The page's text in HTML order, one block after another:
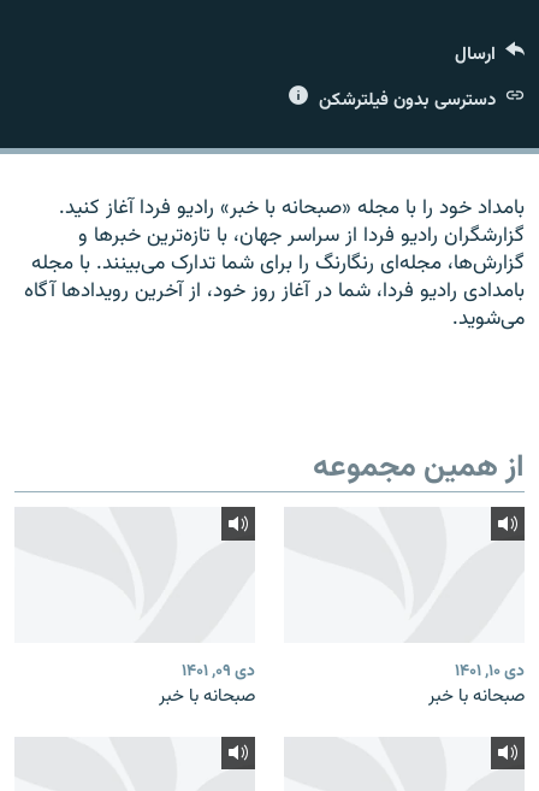
زبان‌های دیگر
ارسال
دسترسی بدون فیلترشکن
بامداد خود را با مجله «صبحانه با خبر» راديو فردا آغاز کنيد.
گزارشگران راديو فردا از سراسر جهان، با تازه‌ترين خبرها و
گزارش‌ها، مجله‌ای رنگارنگ را برای شما تدارک می‌بينند. با مجله
بامدادی راديو فردا، شما در آغاز روز خود، از آخرين رويدادها آگاه
می‌شويد.
از همین مجموعه
دی ۱۰, ۱۴۰۱
صبحانه با خبر
دی ۰۹, ۱۴۰۱
صبحانه با خبر